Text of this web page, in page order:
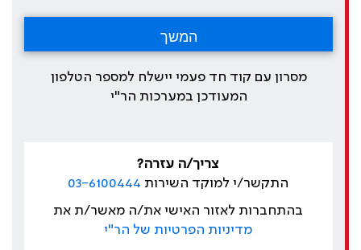
מסרון עם קוד חד פעמי יישלח למספר הטלפון
המעודכן במערכות הר"י
צריך/ה עזרה?
התקשר/י למוקד השירות 03-6100444
בהתחברות לאזור האישי את/ה מאשר/ת את
מדיניות הפרטיות של הר"י